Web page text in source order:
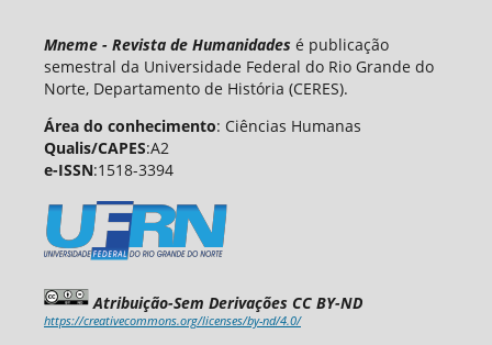
Mneme - Revista de Humanidades é publicação
semestral da Universidade Federal do Rio Grande do
Norte, Departamento de História (CERES).
Área do conhecimento: Ciências Humanas
Qualis/CAPES:A2
e-ISSN:1518-3394
Atribuição-Sem Derivações CC BY-ND
https://creativecommons.org/licenses/by-nd/4.0/